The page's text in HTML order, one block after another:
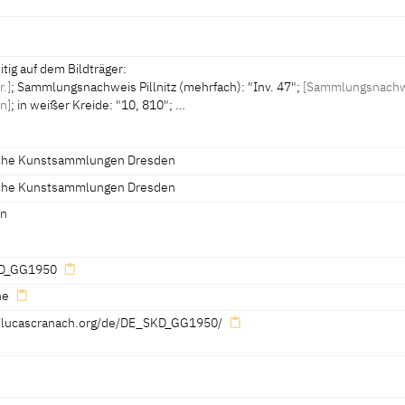
Cat. Chemnitz 2005, 466, 467, Fn. 2]
auf dem Bildträger:
; Sammlungsnachweis Pillnitz (mehrfach): "Inv. 47";
; in weißer Kreide: "10, 810"; …
464]
Kunstsammlungen Dresden
Kunstsammlungen Dresden
de/DE_SKD_GG1950/